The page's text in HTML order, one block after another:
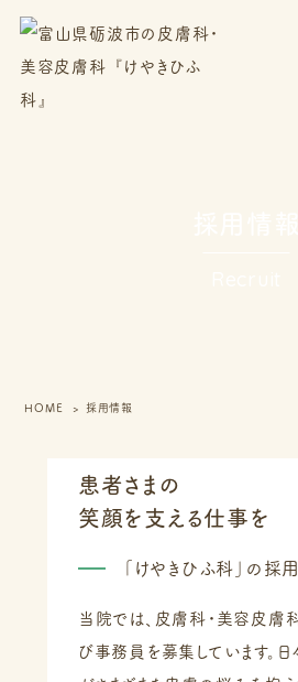
HOME 採用情報
患者さまの
笑顔を支える仕事を
「けやきひふ科」の採
当院では、皮膚科・美容皮膚
び事務員を募集しています。日